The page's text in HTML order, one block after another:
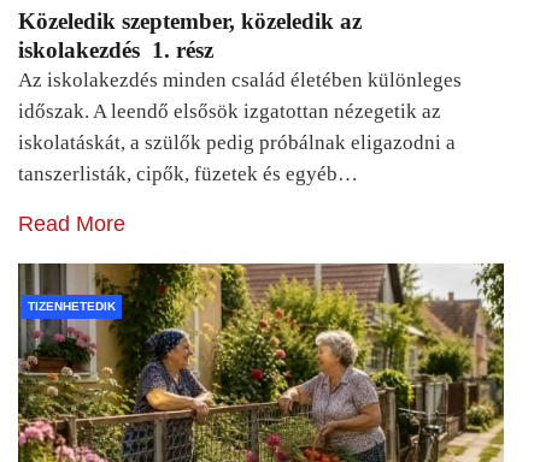
Közeledik szeptember, közeledik az
iskolakezdés 1. rész
Az iskolakezdés minden család életében különleges
időszak. A leendő elsősök izgatottan nézegetik az
iskolatáskát, a szülők pedig próbálnak eligazodni a
tanszerlisták, cipők, füzetek és egyéb…
Read More
TIZENHETEDIK